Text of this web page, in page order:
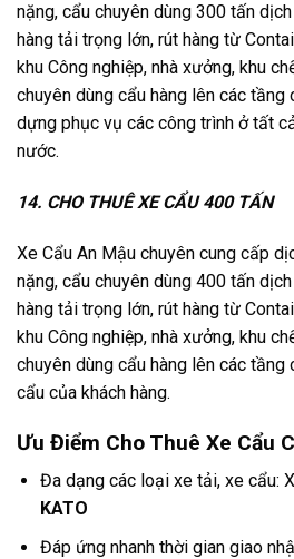
nặng, cẩu chuyên dùng 300 tấn
hàng tải trọng lớn, rút hàng từ
khu Công nghiệp, nhà xưởng, khu
chuyên dùng cẩu hàng lên các tầng
dựng phục vụ các công trình ở tất
nước.
14. CHO THUÊ XE CẨU 400 TẤN
Xe Cẩu An Mậu chuyên cung cấp
nặng, cẩu chuyên dùng 400 tấn
hàng tải trọng lớn, rút hàng từ
khu Công nghiệp, nhà xưởng, khu
chuyên dùng cẩu hàng lên các tầng
cẩu của khách hàng.
Ưu Điểm Cho Thuê Xe Cẩu
Đa dạng các loại xe tải, xe cẩu:
KATO
Đáp ứng nhanh thời gian giao